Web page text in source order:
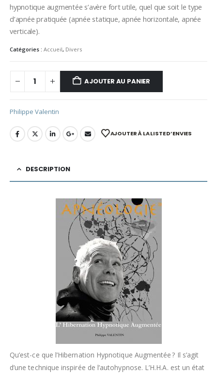
hypnotique augmentée s’avère fort utile, quel que soit le type
d’apnée pratiquée (apnée statique, apnée horizontale, apnée
verticale).
Catégories : Accueil, Divers
AJOUTER AU PANIER
Philippe Valentin
AJOUTER À LA LISTE D’ENVIES
DESCRIPTION
Qu’est-ce que l’Hibernation Hypnotique Augmentée ? Il s’agit
d’une technique inspirée de l’autohypnose. L’H.H.A. est un état